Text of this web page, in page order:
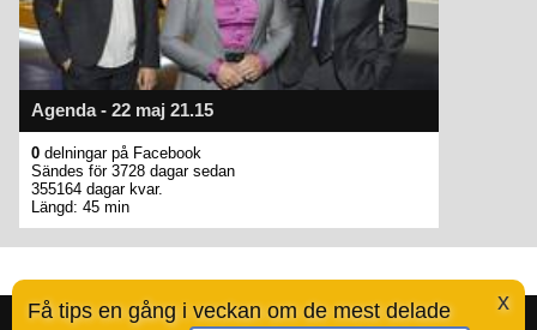
x
Få tips en gång i veckan om de mest delade
Agenda - 22 maj 21.15
0 delningar på Facebook
Sändes för 3728 dagar sedan
355164 dagar kvar.
Längd: 45 min
Bestofsvt.se är en tjänst skapad av Ted Valentin.Läs mer här